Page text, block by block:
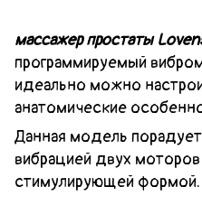
массажер простаты
программируемый
идеально можно
анатомические
Данная модель
вибрацией двух
стимулирующей формой.